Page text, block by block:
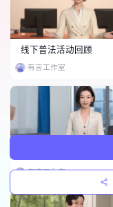
线下普法活动回顾
有言工作室
有言工作室